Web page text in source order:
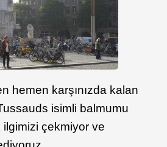
hemen karşınızda kalan
isimli balmumu
çekmiyor ve